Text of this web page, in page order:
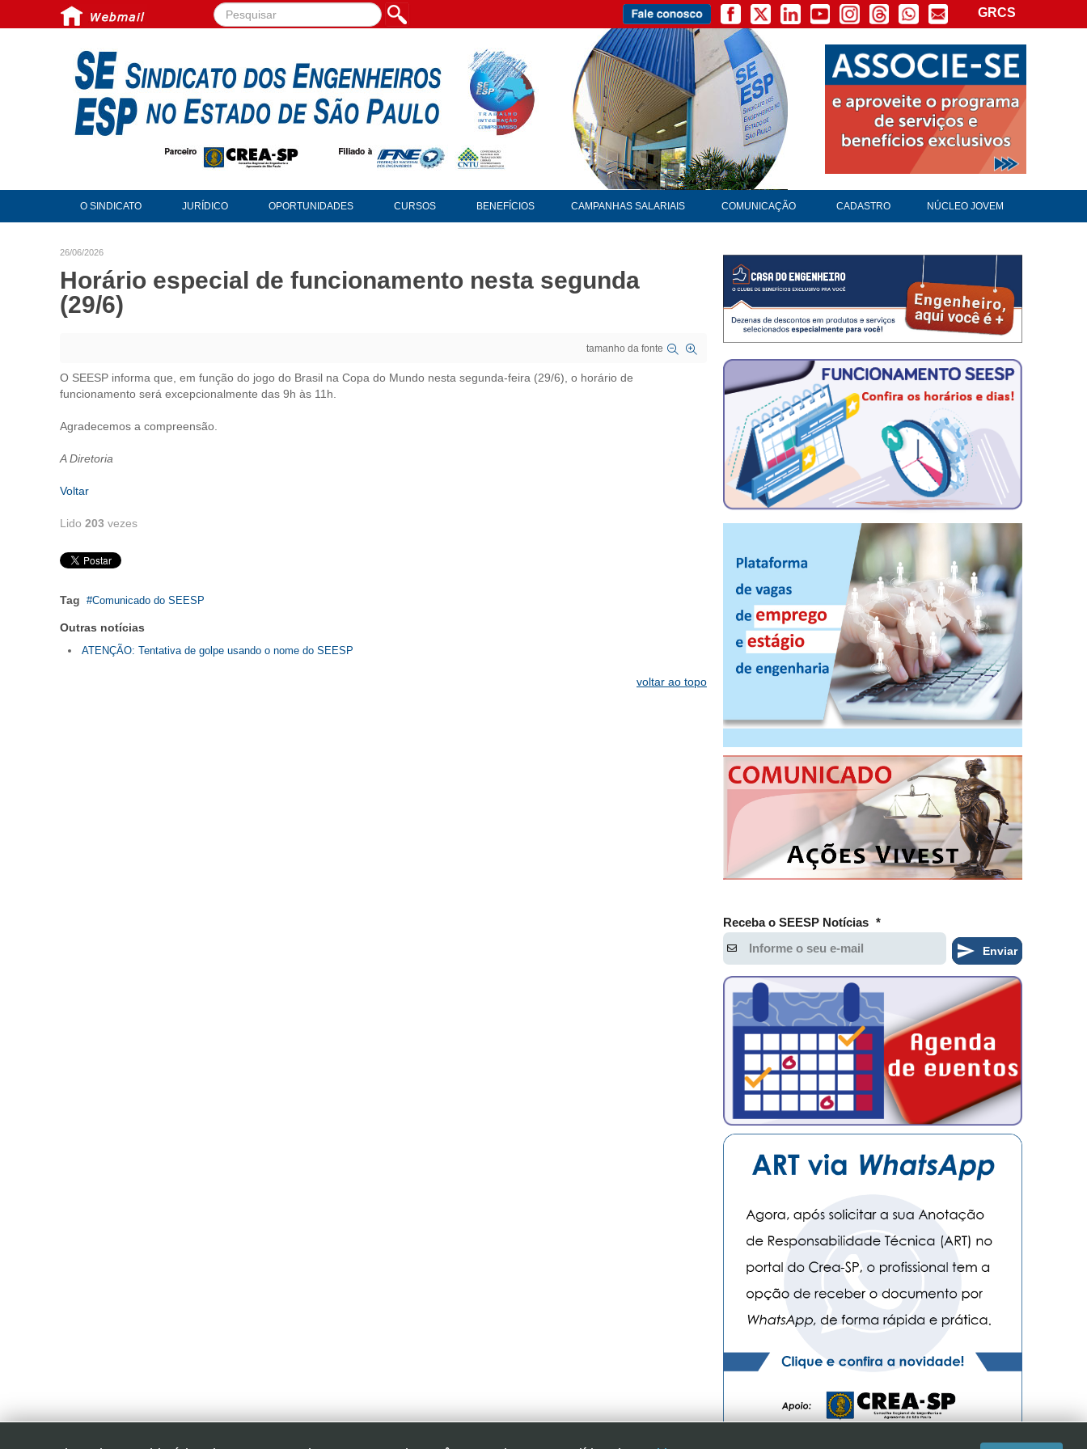
Pesquisar... GRCS
O SINDICATO JURÍDICO OPORTUNIDADES CURSOS BENEFÍCIOS CAMPANHAS SALARIAIS COMUNICAÇÃO CADASTRO NÚCLEO JOVEM
26/06/2026
Horário especial de funcionamento nesta segunda
(29/6)
tamanho da fonte
O SEESP informa que, em função do jogo do Brasil na Copa do Mundo nesta segunda-feira (29/6), o horário de
funcionamento será excepcionalmente das 9h às 11h.
Agradecemos a compreensão.
A Diretoria
Voltar
Lido 203 vezes
Tag Comunicado do SEESP
Outras notícias
ATENÇÃO: Tentativa de golpe usando o nome do SEESP
voltar ao topo
Receba o SEESP Notícias *
Enviar